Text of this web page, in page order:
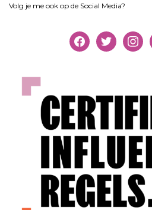
Volg je me ook op de Social Media?
facebooktwitter